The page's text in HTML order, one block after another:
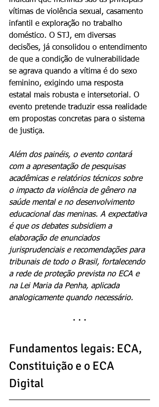
vítimas de violência sexual, casamento
infantil e exploração no trabalho
doméstico. O STJ, em diversas
decisões, já consolidou o entendimento
de que a condição de vulnerabilidade
se agrava quando a vítima é do sexo
feminino, exigindo uma resposta
estatal mais robusta e intersetorial. O
evento pretende traduzir essa realidade
em propostas concretas para o sistema
de justiça.
Além dos painéis, o evento contará
com a apresentação de pesquisas
acadêmicas e relatórios técnicos sobre
o impacto da violência de gênero na
saúde mental e no desenvolvimento
educacional das meninas. A expectativa
é que os debates subsidiem a
elaboração de enunciados
jurisprudenciais e recomendações para
tribunais de todo o Brasil, fortalecendo
a rede de proteção prevista no ECA e
na Lei Maria da Penha, aplicada
analogicamente quando necessário.
· · ·
Fundamentos legais: ECA,
Constituição e o ECA
Digital